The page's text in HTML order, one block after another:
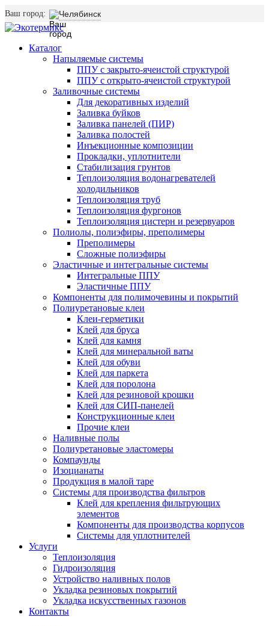
Ваш город: Челябинск
Каталог
Напыляемые системы
ППУ с закрыто-ячеистой структурой
ППУ с открыто-ячеистой структурой
Заливочные системы
Для декоративных изделий
Заливка буйков
Заливка панелей (ПИР)
Заливка полостей
Инъекционные композиции
Прокладки, уплотнители
Стабилизация грунтов
Теплоизоляция водонагревателей
холодильников
Теплоизоляция труб
Теплоизоляция фургонов
Теплоизоляция цистерн и резервуаров
Полиолы, полиэфиры, преполимеры
Преполимеры
Сложные полиэфиры
Эластичные и интегральные системы
Интегральные ППУ
Эластичные ППУ
Компоненты для полимочевины и покрытий
Полиуретановые клеи
Клеи-герметики
Клей для бруса
Клей для камня
Клей для минеральной ваты
Клей для обуви
Клей для паркета
Клей для поролона
Клей для резиновой крошки
Клей для СИП-панелей
Конструкционные клеи
Прочие клеи
Наливные полы
Полиуретановые эластомеры
Компаунды
Изоцианаты
Продукция в малой таре
Системы для производства фильтров
Клей для крепления фильтрующих
элементов
Компоненты для производства корпусов
Системы для уплотнителей
Услуги
Теплоизоляция
Гидроизоляция
Устройство наливных полов
Укладка резиновых покрытий
Укладка искусственных газонов
Контакты